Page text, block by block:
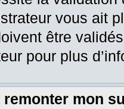
vous ait
être
pour plus
remonter mon